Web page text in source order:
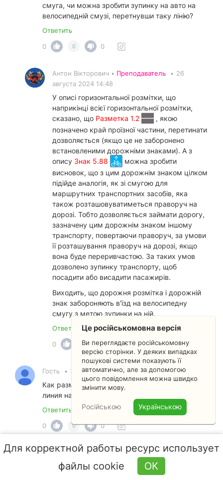
смуга, чи можна зробити зупинку на авто на
велосипедній смузі, перетнувши таку лінію?
Ответить
0
0 0
Антон Вікторович • Преподаватель • 26
августа 2024 14:48
У описі горизонтальної розмітки, що
наприкінці всієї горизонтальної розмітки,
сказано, що Разметка 1.2
, якою
позначено край проїзної частини, перетинати
дозволяється (якщо це не заборонено
встановленими дорожніми знаками). А з
опису Знак 5.88
можна зробити
висновок, що з цим дорожнім знаком цілком
підійде аналогія, як зі смугою для
маршрутних транспортних засобів, яка
також розташовуватиметься праворуч на
дорозі. Тобто дозволяється займати дорогу,
зазначену цим дорожнім знаком іншому
транспорту, повертаючи праворуч, за умови
її розташування праворуч на дорозі, якщо
вона буде переривчастою. За таких умов
дозволено зупинку транспорту, щоб
посадити або висадити пасажирів.
Виходить, що дорожня розмітка і дорожній
знак забороняють в'їзд на велосипедну
смугу з метою зупинки на ній.
Ответить
0
0 0
Гость • 28 октября 2023 13:29
Как размечается сплошная разделительная
линия на перекрестке по госту.
Ответить
0
0 0
Антон Вікторович •Преподаватель • 28
октября 2023 13:32
Сплошная линия на перекрёстке зачастую
Це російськомовна версія
Ви переглядаєте російськомовну
версію сторінки. У деяких випадках
пошукові системи показують її
автоматично, але за допомогою
цього повідомлення можна швидко
змінити мову.
Російською Українською
Для корректной работы ресурс использует
файлы cookie
OK